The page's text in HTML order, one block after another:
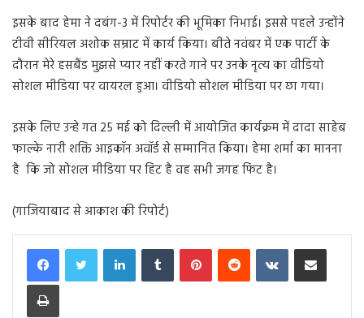
इसके बाद हेमा ने दबंग-3 में रिपोर्टर की भूमिका निभाई। इससे पहले उन्होंने
टीवी सीरियल अशोक सम्राट में कार्य किया। बीते नवंबर में एक पार्टी के
दौरान मेरे हसबैंड मुझसे प्यार नहीं करते गाने पर उनके नृत्य का वीडियो
सोशल मीडिया पर वायरल हुआ। वीडियो सोशल मीडिया पर छा गया।
इसके लिए उन्हे गत 25 मई को दिल्ली में आयोजित कार्यक्रम में दादा साहेब
फाल्के नारी शक्ति आइकॉन अवॉर्ड से सम्मानित किया। हेमा शर्मा का मानना
है ‌ कि जो सोशल मीडिया पर हिट है वह सभी जगह फिट है।
(गाजियाबाद से आकाश की रिपोर्ट)
LinkedInTumblr PinterestReddit VKontakteShare via Email
Print